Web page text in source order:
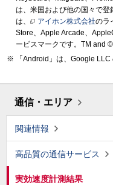
は、米国および他の国々で
は、
アイホン株式会社のラ
Store、Apple Arcade、
ービスマークです。TM and
「Android」は、Google LLC
通信・エリア
関連情報
高品質の通信サービス
実効速度計測結果